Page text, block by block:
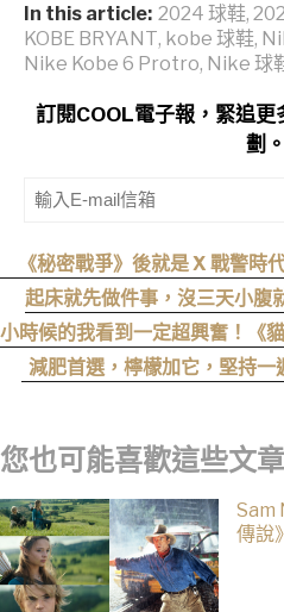
In this article: 2024 球鞋,
KOBE BRYANT, kobe 球鞋,
Nike Kobe 6 Protro, Nike 球
訂閱COOL電子報，緊追
劃。
《秘密戰爭》後就是 X 戰警時
司、上映時間與
起床就先做件事，沒三天小腹
小時候的我看到一定超興奮！《
戲！《Warrior Cats: Clans of
自創貓咪加入
減肥首選，檸檬加它，堅持一
您也可能喜歡這些文章
Sam
傳說